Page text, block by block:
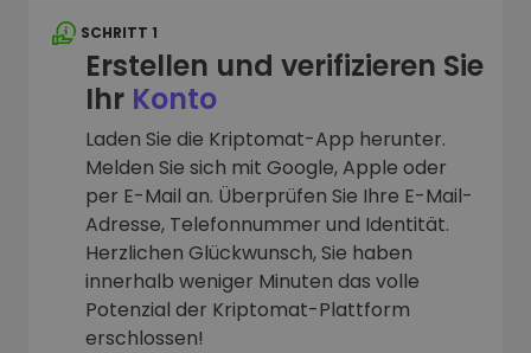
SCHRITT 1
Erstellen und verifizieren Sie
Ihr Konto
Laden Sie die Kriptomat-App herunter.
Melden Sie sich mit Google, Apple oder
per E-Mail an. Überprüfen Sie Ihre E-Mail-
Adresse, Telefonnummer und Identität.
Herzlichen Glückwunsch, Sie haben
innerhalb weniger Minuten das volle
Potenzial der Kriptomat-Plattform
erschlossen!